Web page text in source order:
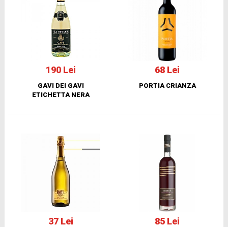
190 Lei
GAVI DEI GAVI
ETICHETTA NERA
68 Lei
PORTIA CRIANZA
37 Lei 85 Lei